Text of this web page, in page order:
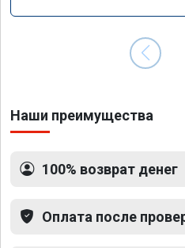
Наши преимущества
100% возврат денег
Оплата после